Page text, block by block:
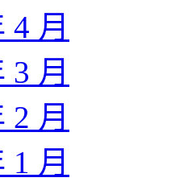
4 月
3 月
2 月
1 月